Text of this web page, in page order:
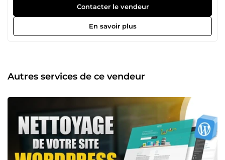
Automatisation et intégration d’outils (IA, plugins,
workflows) Développeur web et technicien
WordPress/Shopify, j’interviens dès que votre site ne fait
plus ce qu’il doit faire : erreurs 500, bugs, lenteurs,
sécuriser votre site, installer et configurer vos plugins, créer
ou adapter vos pages avec Elementor, et mettre en place
dans votre activité. 📞 Disponible et réactif 📇 Contactez-
moi en cliquant sur « Contacter le vendeur » pour
m’expliquer votre besoin.
Contacter le vendeur
En savoir plus
Autres services de ce vendeur